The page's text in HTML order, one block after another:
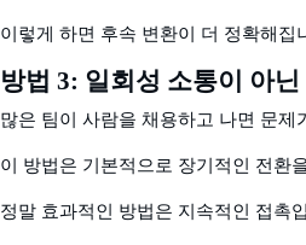
이렇게 하면 후속 변환이 더 정확해집
방법 3: 일회성 소통이 아
많은 팀이 사람을 채용하고 나면 문
이 방법은 기본적으로 장기적인 전환
정말 효과적인 방법은 지속적인 접촉